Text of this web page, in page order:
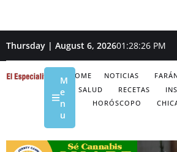
Thursday | August 6, 202601:28:27 PM
HOME NOTICIAS
SALUD
RECETAS
HORÓSCOPO
M
e
n
u